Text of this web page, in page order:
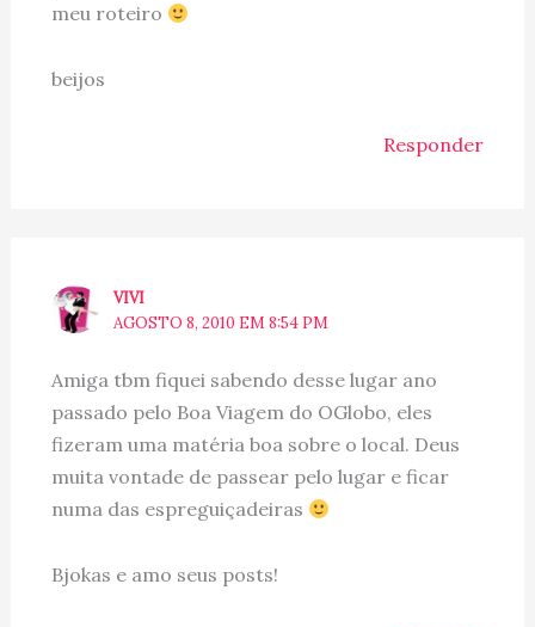
meu roteiro
beijos
Responder
VIVI
AGOSTO 8, 2010 EM 8:54 PM
Amiga tbm fiquei sabendo desse lugar ano
passado pelo Boa Viagem do OGlobo, eles
fizeram uma matéria boa sobre o local. Deus
muita vontade de passear pelo lugar e ficar
numa das espreguiçadeiras
Bjokas e amo seus posts!